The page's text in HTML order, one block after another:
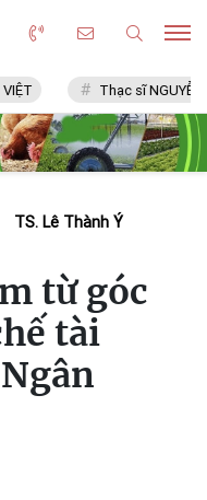
Thạc sĩ NGUYỄN VĂN CHÍ
TS. Lê Thành Ý
từ góc
tài